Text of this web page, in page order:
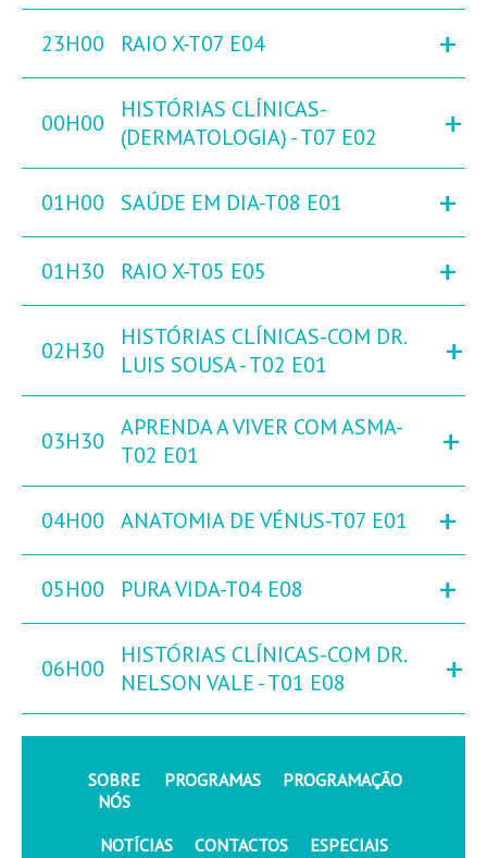
23H00 RAIO X-T07 E04 +
00H00
HISTÓRIAS CLÍNICAS-
(DERMATOLOGIA) - T07 E02
+
01H00 SAÚDE EM DIA-T08 E01 +
01H30 RAIO X-T05 E05 +
02H30
HISTÓRIAS CLÍNICAS-COM DR.
LUIS SOUSA - T02 E01
+
03H30
APRENDA A VIVER COM ASMA-
T02 E01
+
04H00 ANATOMIA DE VÉNUS-T07 E01 +
05H00 PURA VIDA-T04 E08 +
06H00
HISTÓRIAS CLÍNICAS-COM DR.
NELSON VALE - T01 E08
+
SOBRE
NÓS
PROGRAMAS PROGRAMAÇÃO
NOTÍCIAS CONTACTOS ESPECIAIS